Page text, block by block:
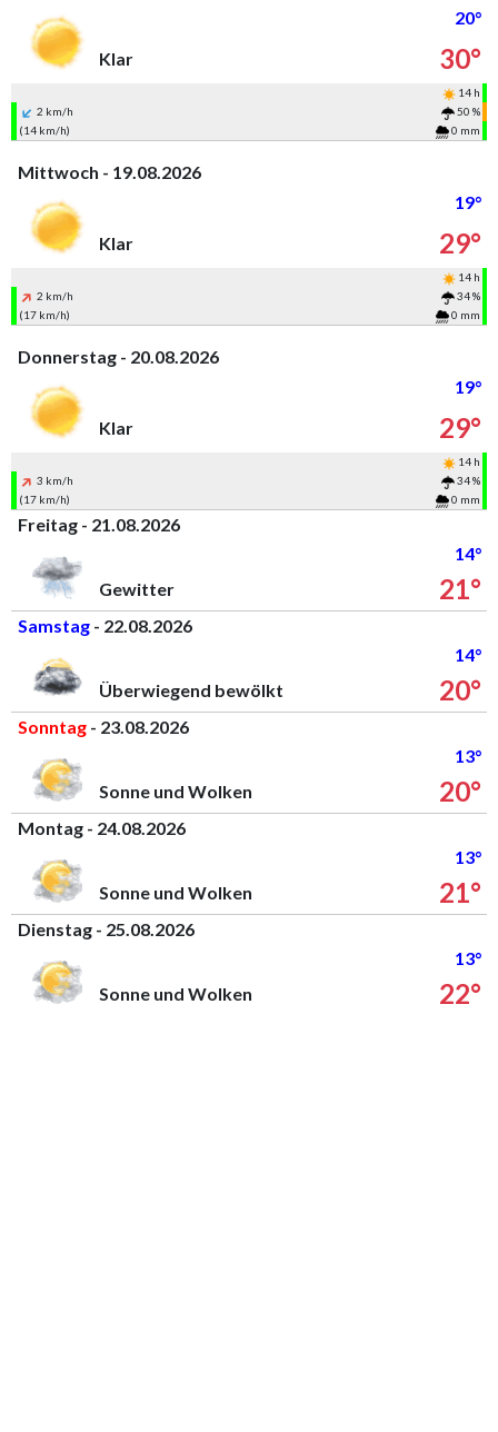
20°
Klar
30°
14 h
2 km/h
50 %
(14 km/h)
0 mm
Mittwoch - 19.08.2026
19°
Klar
29°
14 h
2 km/h
34 %
(17 km/h)
0 mm
Donnerstag - 20.08.2026
19°
Klar
29°
14 h
3 km/h
34 %
(17 km/h)
0 mm
Freitag - 21.08.2026
14°
Gewitter
21°
Samstag- 22.08.2026
14°
Überwiegend bewölkt
20°
Sonntag- 23.08.2026
13°
Sonne und Wolken
20°
Montag - 24.08.2026
13°
Sonne und Wolken
21°
Dienstag - 25.08.2026
13°
Sonne und Wolken
22°